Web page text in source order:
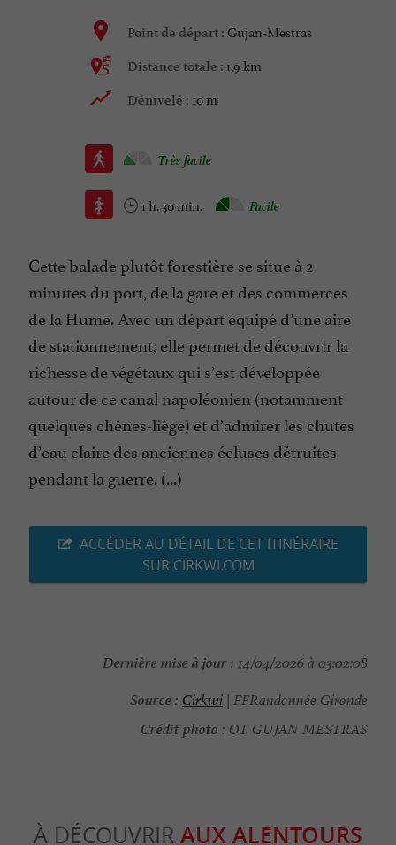
Point de départ : Gujan-Mestras
Distance totale : 1,9 km
Dénivelé : 10 m
Très facile
1 h. 30 min. Facile
Cette balade plutôt forestière se situe à 2
minutes du port, de la gare et des commerces
de la Hume. Avec un départ équipé d’une aire
de stationnement, elle permet de découvrir la
richesse de végétaux qui s’est développée
autour de ce canal napoléonien (notamment
quelques chênes-liège) et d’admirer les chutes
d’eau claire des anciennes écluses détruites
pendant la guerre. (...)
ACCÉDER AU DÉTAIL DE CET ITINÉRAIRE
SUR CIRKWI.COM
Dernière mise à jour : 14/04/2026 à 03:02:08
Source : Cirkwi | FFRandonnée Gironde
Crédit photo : OT GUJAN MESTRAS
À DÉCOUVRIR AUX ALENTOURS